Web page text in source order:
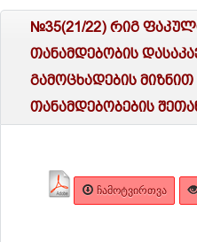
№35(21/22) რიგ
თანამდებობის
გამოცხადების
თანამდებობების
ᲩᲐᲛᲝᲢᲕᲘᲠᲗᲕᲐ